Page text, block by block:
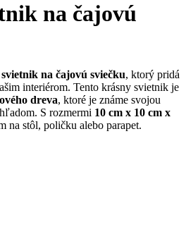
na čajovú
na čajovú sviečku, ktorý pridá
interiérom. Tento krásny svietnik je
dreva, ktoré je známe svojou
S rozmermi 10 cm x 10 cm x
na stôl, poličku alebo parapet.